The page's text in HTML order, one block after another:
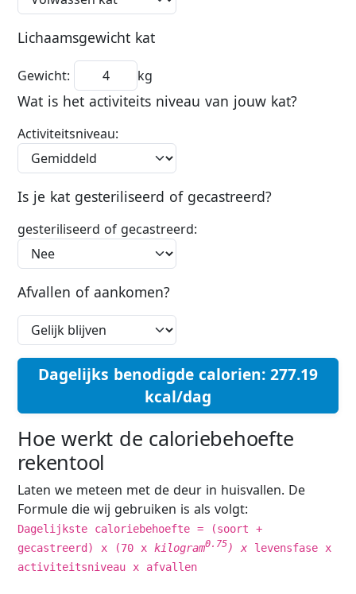
Lichaamsgewicht kat
Gewicht: kg
Wat is het activiteits niveau van jouw kat?
Activiteitsniveau:
Is je kat gesteriliseerd of gecastreerd?
gesteriliseerd of gecastreerd:
Afvallen of aankomen?
Dagelijks benodigde calorien: 277.19
kcal/dag
Hoe werkt de caloriebehoefte
rekentool
Laten we meteen met de deur in huisvallen. De
Formule die wij gebruiken is als volgt:
Dagelijkste caloriebehoefte = (soort +
gecastreerd) x (70 x kilogram0.75) x levensfase x
activiteitsniveau x afvallen